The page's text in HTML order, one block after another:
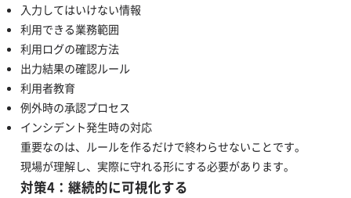
入力してはいけない情報
利用できる業務範囲
利用ログの確認方法
出力結果の確認ルール
利用者教育
例外時の承認プロセス
インシデント発生時の対応
重要なのは、ルールを作るだけで終わらせないことです。
現場が理解し、実際に守れる形にする必要があります。
対策4：継続的に可視化する